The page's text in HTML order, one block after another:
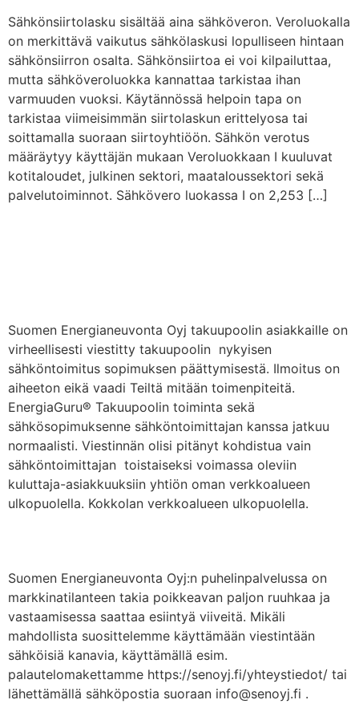
Sähkönsiirtolasku sisältää aina sähköveron. Veroluokalla
on merkittävä vaikutus sähkölaskusi lopulliseen hintaan
sähkönsiirron osalta. Sähkönsiirtoa ei voi kilpailuttaa,
mutta sähköveroluokka kannattaa tarkistaa ihan
varmuuden vuoksi. Käytännössä helpoin tapa on
tarkistaa viimeisimmän siirtolaskun erittelyosa tai
soittamalla suoraan siirtoyhtiöön. Sähkön verotus
määräytyy käyttäjän mukaan Veroluokkaan I kuuluvat
kotitaloudet, julkinen sektori, maataloussektori sekä
palvelutoiminnot. Sähkövero luokassa I on 2,253 […]
Suomen Energianeuvonta Oyj takuupoolin asiakkaille on
virheellisesti viestitty takuupoolin nykyisen
sähköntoimitus sopimuksen päättymisestä. Ilmoitus on
aiheeton eikä vaadi Teiltä mitään toimenpiteitä.
EnergiaGuru® Takuupoolin toiminta sekä
sähkösopimuksenne sähköntoimittajan kanssa jatkuu
normaalisti. Viestinnän olisi pitänyt kohdistua vain
sähköntoimittajan toistaiseksi voimassa oleviin
kuluttaja-asiakkuuksiin yhtiön oman verkkoalueen
ulkopuolella. Kokkolan verkkoalueen ulkopuolella.
Suomen Energianeuvonta Oyj:n puhelinpalvelussa on
markkinatilanteen takia poikkeavan paljon ruuhkaa ja
vastaamisessa saattaa esiintyä viiveitä. Mikäli
mahdollista suosittelemme käyttämään viestintään
sähköisiä kanavia, käyttämällä esim.
palautelomakettamme https://senoyj.fi/yhteystiedot/ tai
lähettämällä sähköpostia suoraan info@senoyj.fi .